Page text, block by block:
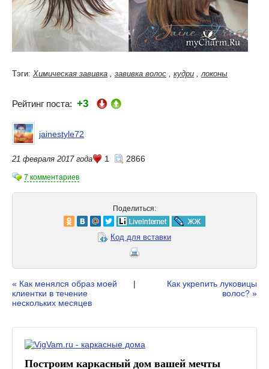
Тэги: Химическая завивка , завивка волос , кудри ,локоны
Рейтинг поста: +3
jainestyle72
21 февраля 2017 года 1 2866
7 комментариев
Поделиться:
Код для вставки
« Как менялся образ моей
клиентки в течение
нескольких месяцев
|
Как укрепить луковицы
волос? »
Построим каркасный дом вашей мечты